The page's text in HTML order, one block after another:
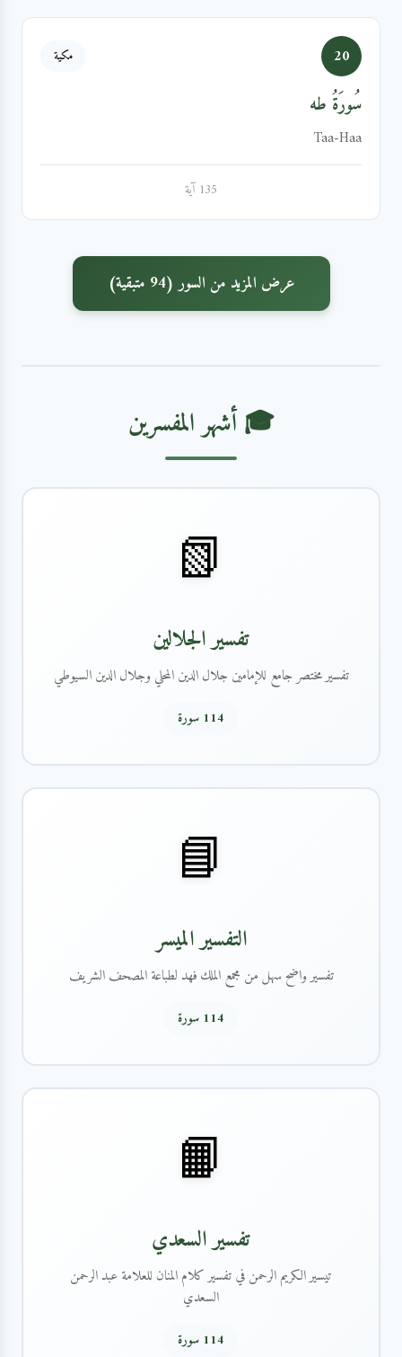
20 مكية
سُورَةُ طه
Taa-Haa
135 آية
عرض المزيد من السور (94 متبقية)
🎓 أشهر المفسرين
📗
تفسير الجلالين
تفسير مختصر جامع للإمامين جلال الدين المحلي وجلال الدين السيوطي
114 سورة
📘
التفسير الميسر
تفسير واضح سهل من مجمع الملك فهد لطباعة المصحف الشريف
114 سورة
📙
تفسير السعدي
تيسير الكريم الرحمن في تفسير كلام المنان للعلامة عبد الرحمن
السعدي
114 سورة